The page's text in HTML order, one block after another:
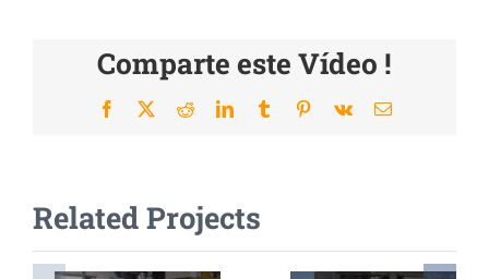
Comparte este Vídeo !
Facebook
X RedditLinkedInTumblrPinterest
Vk Email
Related Projects
Voir
Vidéo
Vidéo